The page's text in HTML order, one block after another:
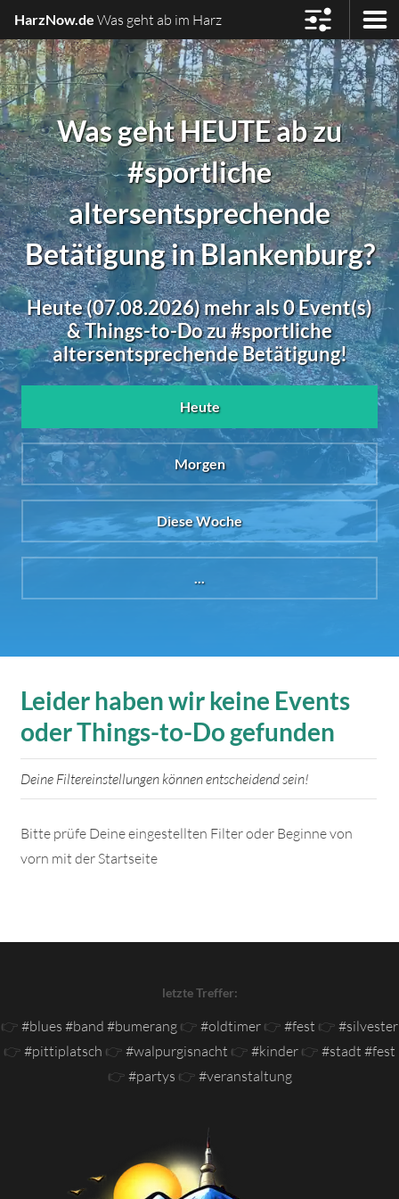
HarzNow.de Was geht ab im Harz
Was geht HEUTE ab zu
#sportliche
altersentsprechende
Betätigung in Blankenburg?
Heute (07.08.2026) mehr als 0 Event(s)
& Things-to-Do zu #sportliche
altersentsprechende Betätigung!
Heute
Morgen
Diese Woche
Leider haben wir keine Events
oder Things-to-Do gefunden
Deine Filtereinstellungen können entscheidend sein!
Bitte prüfe Deine eingestellten Filter oder Beginne von
vorn mit der Startseite
letzte Treffer:
👉 #blues #band #bumerang 👉 #oldtimer 👉 #fest 👉 #silvester
👉 #pittiplatsch 👉 #walpurgisnacht 👉 #kinder 👉 #stadt #fest
👉 #partys 👉 #veranstaltung